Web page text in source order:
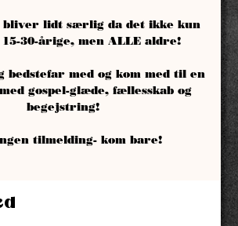
bliver lidt særlig da det ikke kun
30-årige, men ALLE aldre!
bedstefar med og kom med til en
gospel-glæde, fællesskab og
begejstring!
tilmelding- kom bare!